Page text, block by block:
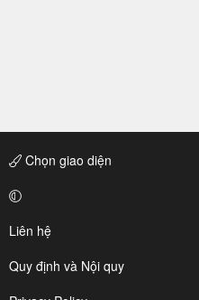
Chọn giao diện
Liên hệ
Quy định và Nội quy